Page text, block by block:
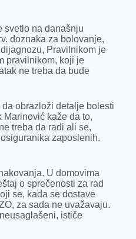
svetlo na današnju
doznaka za bolovanje,
Pravilnikom je
pravilnikom, koji je
ne treba da bude
obrazloži detalje bolesti
Marinović kaže da to,
treba da radi ali se,
zaposlenih.
U domovima
o sprečenosti za rad
se, kada se dostave
za sada ne uvažavaju.
ističe